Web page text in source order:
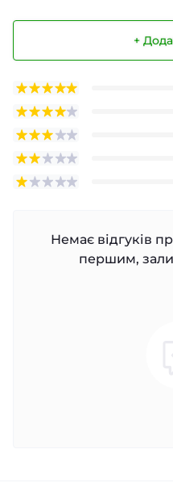
+
Немає відгуків
першим,